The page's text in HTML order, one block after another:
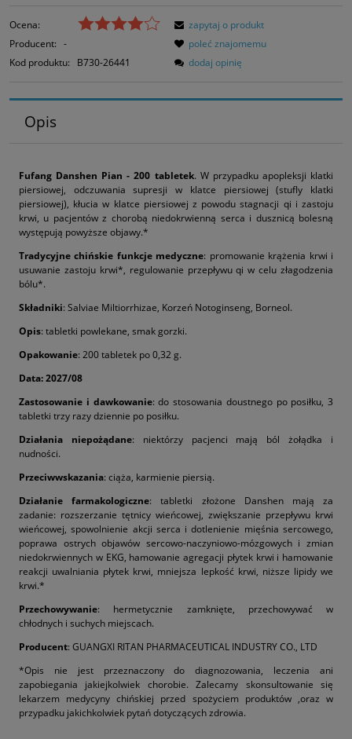
Ocena:
Producent: -
Kod produktu:
B730-26441
zapytaj o produkt
poleć znajomemu
dodaj opinię
Opis
Fufang Danshen Pian - 200 tabletek. W przypadku apopleksji klatki
piersiowej, odczuwania supresji w klatce piersiowej (stufly klatki
piersiowej), kłucia w klatce piersiowej z powodu stagnacji qi i zastoju
krwi, u pacjentów z chorobą niedokrwienną serca i dusznicą bolesną
występują powyższe objawy.*
Tradycyjne chińskie funkcje medyczne: promowanie krążenia krwi i
usuwanie zastoju krwi*, regulowanie przepływu qi w celu złagodzenia
bólu*.
Składniki: Salviae Miltiorrhizae, Korzeń Notoginseng, Borneol.
Opis: tabletki powlekane, smak gorzki.
Opakowanie: 200 tabletek po 0,32 g.
Data: 2027/08
Zastosowanie i dawkowanie: do stosowania doustnego po posiłku, 3
tabletki trzy razy dziennie po posiłku.
Działania niepożądane: niektórzy pacjenci mają ból żołądka i
nudności.
Przeciwwskazania: ciąża, karmienie piersią.
Działanie farmakologiczne: tabletki złożone Danshen mają za
zadanie: rozszerzanie tętnicy wieńcowej, zwiększanie przepływu krwi
wieńcowej, spowolnienie akcji serca i dotlenienie mięśnia sercowego,
poprawa ostrych objawów sercowo-naczyniowo-mózgowych i zmian
niedokrwiennych w EKG, hamowanie agregacji płytek krwi i hamowanie
reakcji uwalniania płytek krwi, mniejsza lepkość krwi, niższe lipidy we
krwi.*
Przechowywanie: hermetycznie zamknięte, przechowywać w
chłodnych i suchych miejscach.
Producent: GUANGXI RITAN PHARMACEUTICAL INDUSTRY CO., LTD
*Opis nie jest przeznaczony do diagnozowania, leczenia ani
zapobiegania jakiejkolwiek chorobie. Zalecamy skonsultowanie się
lekarzem medycyny chińskiej przed spożyciem produktów ,oraz w
przypadku jakichkolwiek pytań dotyczących zdrowia.